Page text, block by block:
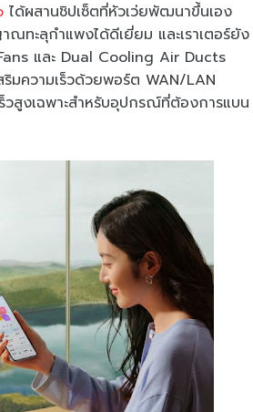
ได้ผสานชิปเซ็ตที่หัวเว่ยพัฒนาขึ้นเอง
ะลุกำแพงได้ดีเยี่ยม และเราเตอร์ยัง
และ Dual Cooling Air Ducts
มความเร็วด้วยพอร์ต WAN/LAN
สูงเฉพาะสำหรับอุปกรณ์ที่ต้องการแบน